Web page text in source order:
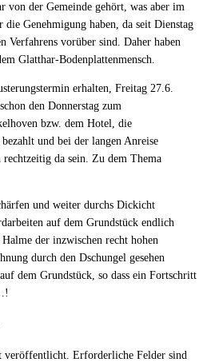
von der Gemeinde gehört, was aber im
die Genehmigung haben, da seit Dienstag
Verfahrens vorüber sind. Daher haben
Glatthar-Bodenplattenmensch.
erhalten, Freitag 27.6.
den Donnerstag zum
bzw. dem Hotel, die
und bei der langen Anreise
da sein. Zu dem Thema
und weiter durchs Dickicht
auf dem Grundstück endlich
der inzwischen recht hohen
durch den Dschungel gesehen
dem Grundstück, so dass ein Fortschritt
veröffentlicht. Erforderliche Felder sind